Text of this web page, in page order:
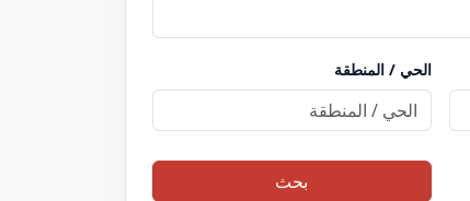
الحي / المنطقة
بحث